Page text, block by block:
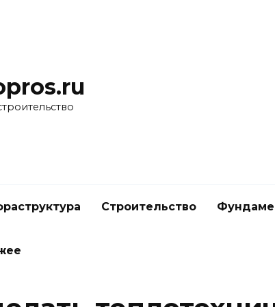
Строительство